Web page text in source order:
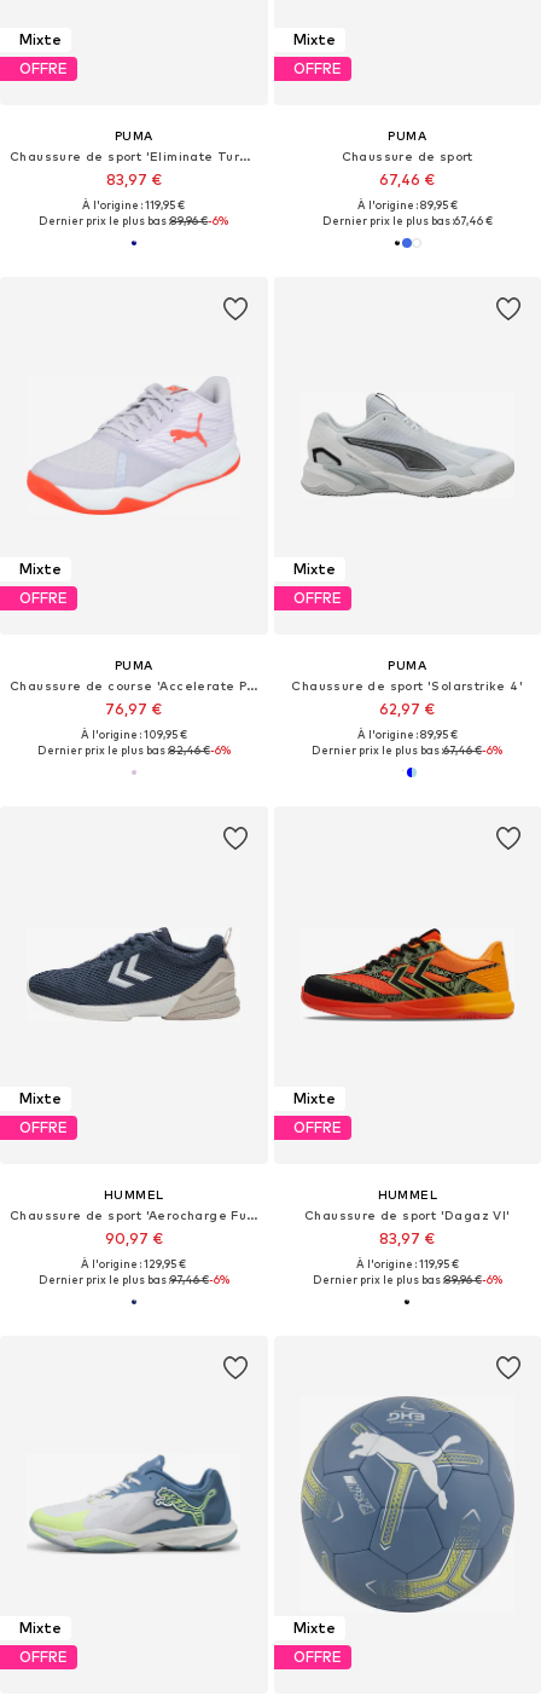
Mixte
OFFRE
PUMA
Chaussure de sport 'Eliminate Turbo'
83,97 €
À l'origine : 119,95 €
Dernier prix le plus bas :89,96 €-6%
Mixte
OFFRE
PUMA
Chaussure de sport
67,46 €
À l'origine : 89,95 €
Dernier prix le plus bas :67,46 €
Mixte
OFFRE
PUMA
Chaussure de course 'Accelerate Pro II'
76,97 €
À l'origine : 109,95 €
Dernier prix le plus bas :82,46 €-6%
Mixte
OFFRE
PUMA
Chaussure de sport 'Solarstrike 4'
62,97 €
À l'origine : 89,95 €
Dernier prix le plus bas :67,46 €-6%
Mixte
OFFRE
HUMMEL
Chaussure de sport 'Aerocharge Fusion'
90,97 €
À l'origine : 129,95 €
Dernier prix le plus bas :97,46 €-6%
Mixte
OFFRE
HUMMEL
Chaussure de sport 'Dagaz VI'
83,97 €
À l'origine : 119,95 €
Dernier prix le plus bas :89,96 €-6%
Mixte
OFFRE
Mixte
OFFRE